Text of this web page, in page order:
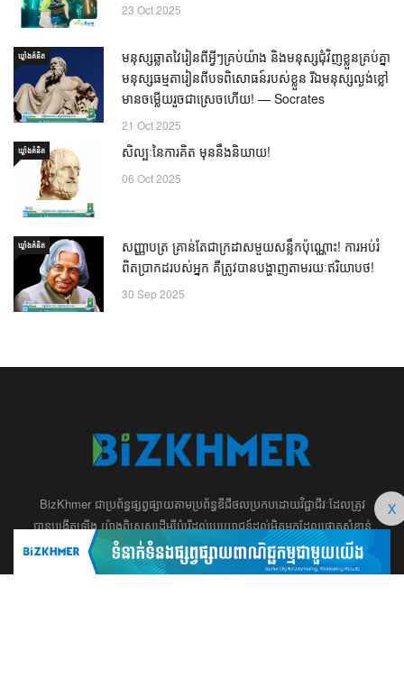
23 Oct 2025
ឃ្លាំង​គំនិត
មនុស្សឆ្លាតវៃរៀនពីអ្វីៗគ្រប់យ៉ាង និងមនុស្សជុំវិញខ្លួនគ្រប់គ្នា
មនុស្សធម្មតារៀនពីបទពិសោធន៍របស់ខ្លួន រីឯមនុស្សល្ងង់ខ្លៅ
មានចម្លើយរួចជាស្រេចហើយ! — Socrates
21 Oct 2025
ឃ្លាំង​គំនិត សិល្បៈនៃការគិត មុននឹងនិយាយ!
06 Oct 2025
ឃ្លាំង​គំនិត
សញ្ញាបត្រ គ្រាន់តែជាក្រដាសមួយសន្លឹកប៉ុណ្ណោះ! ការអប់រំ
ពិតប្រាកដរបស់អ្នក គឺត្រូវបានបង្ហាញតាមរយៈឥរិយាបថ!
30 Sep 2025
BizKhmer ​ជា​​ប្រព័ន្ធ​ផ្សព្វផ្សាយ​តាម​ប្រព័ន្ធ​ឌីជីថល​​​ប្រកប​ដោយ​វិជ្ជាជីវៈ​ដែល​​​ត្រូវ​
បាន​បង្កើតឡើង យ៉ាង​ពិសេស​​ដើម្បី​បំរើ​ដល់​ប្រយោជន៍​​​ដល់​មិត្ត​អ្នក​ដែល​ផ្ដោត​សំខាន់​
ទៅ​លើ​អត្ថបទ​ សហគ្រិន​ភាព អប់រំ ​​អាជីវកម្ម​ ​ការ​វិនិយោគ​ ​អភិវឌ្ឍន៍​អាជីព​ និង​
អចលនទ្រព្យ។ ​ក្រុម​​ការងារ​របស់​យើង​ ​​ មាន​ឆន្ទៈ​​មុតមាំ​​​ក្នុង​​ការ​សរសេរ​​អត្ថបទ​​ ដែល​
X